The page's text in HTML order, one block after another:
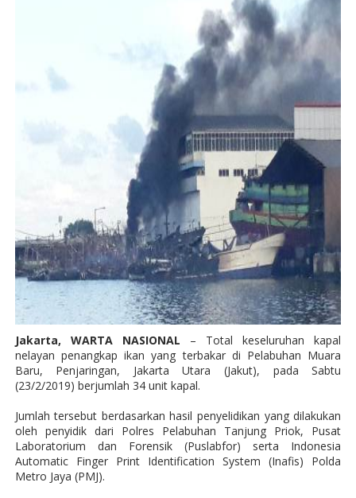
Jakarta, WARTA NASIONAL – Total keseluruhan kapal
nelayan penangkap ikan yang terbakar di Pelabuhan Muara
Baru, Penjaringan, Jakarta Utara (Jakut), pada Sabtu
(23/2/2019) berjumlah 34 unit kapal.
Jumlah tersebut berdasarkan hasil penyelidikan yang dilakukan
oleh penyidik dari Polres Pelabuhan Tanjung Priok, Pusat
Laboratorium dan Forensik (Puslabfor) serta Indonesia
Automatic Finger Print Identification System (Inafis) Polda
Metro Jaya (PMJ).